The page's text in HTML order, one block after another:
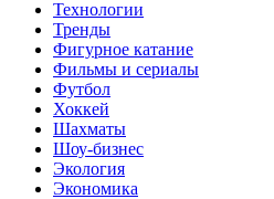
Технологии
Тренды
Фигурное катание
Фильмы и сериалы
Футбол
Хоккей
Шахматы
Шоу-бизнес
Экология
Экономика